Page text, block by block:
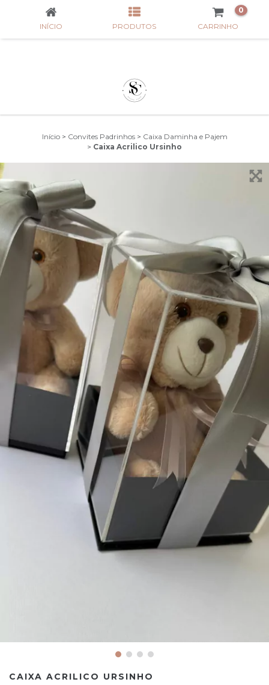
INÍCIO PRODUTOS CARRINHO
0
Início > Convites Padrinhos > Caixa Daminha e Pajem
> Caixa Acrilico Ursinho
CAIXA ACRILICO URSINHO